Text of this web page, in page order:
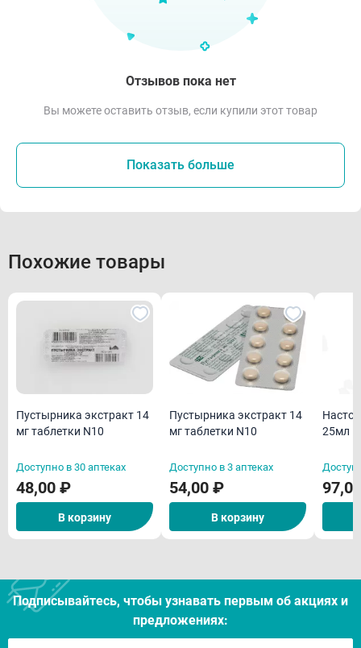
Отзывов пока нет
Вы можете оставить отзыв, если купили этот товар
Показать больше
Похожие товары
Пустырника экстракт 14
мг таблетки N10
Доступно в 30 аптеках
48,00 ₽
В корзину
Пустырника экстракт 14
мг таблетки N10
Доступно в 3 аптеках
54,00 ₽
В корзину
25мл
Подписывайтесь, чтобы узнавать первым об акцияx и
предложениях: